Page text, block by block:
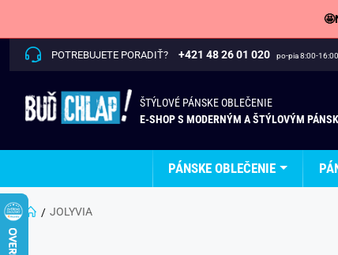
POTREBUJETE PORADIŤ? +421 48 26 01 020 po-pia 8:00-16:00
ŠTÝLOVÉ PÁNSKE OBLEČENIE
E-SHOP S MODERNÝM A ŠTÝLOVÝM
PÁNSKE OBLEČENIE
JOLYVIA